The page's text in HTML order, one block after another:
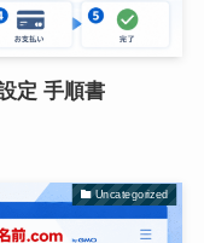
定 手順書
Uncategorized